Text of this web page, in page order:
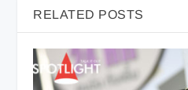
RELATED POSTS